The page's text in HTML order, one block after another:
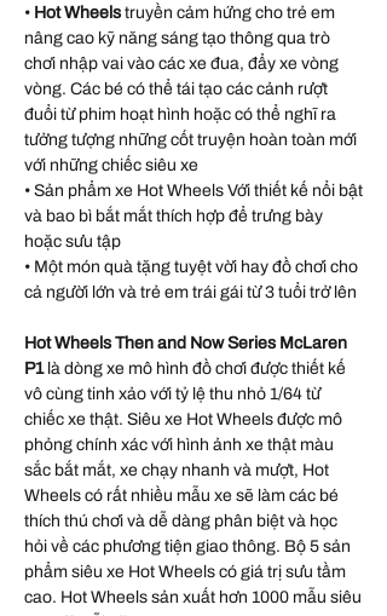
• Hot Wheelstruyền cảm hứng cho trẻ em
nâng cao kỹ năng sáng tạo thông qua trò
chơi nhập vai vào các xe đua, đẩy xe vòng
vòng. Các bé có thể tái tạo các cảnh rượt
đuổi từ phim hoạt hình hoặc có thể nghĩ ra
tưởng tượng những cốt truyện hoàn toàn mới
với những chiếc siêu xe
• Sản phẩm xe Hot Wheels Với thiết kế nổi bật
và bao bì bắt mắt thích hợp để trưng bày
hoặc sưu tập
• Một món quà tặng tuyệt vời hay đồ chơi cho
cả người lớn và trẻ em trái gái từ 3 tuổi trở lên
Hot Wheels Then and Now Series McLaren
P1 là dòng xe mô hình đồ chơi được thiết kế
vô cùng tinh xảo với tỷ lệ thu nhỏ 1/64 từ
chiếc xe thật. Siêu xe Hot Wheels được mô
phỏng chính xác với hình ảnh xe thật màu
sắc bắt mắt, xe chạy nhanh và mượt, Hot
Wheels có rất nhiều mẫu xe sẽ làm các bé
thích thú chơi và dễ dàng phân biệt và học
hỏi về các phương tiện giao thông. Bộ 5 sản
phẩm siêu xe Hot Wheels có giá trị sưu tầm
cao. Hot Wheels sản xuất hơn 1000 mẫu siêu